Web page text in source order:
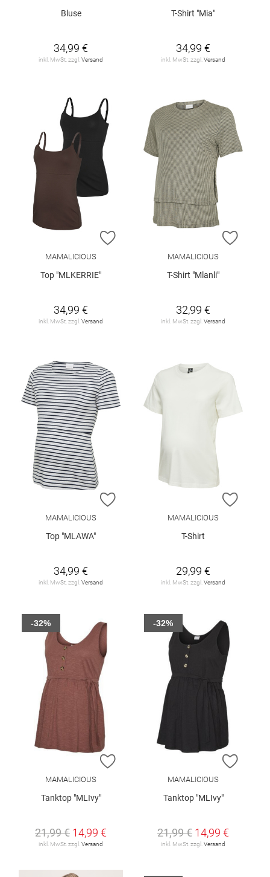
Bluse
34,99 €
inkl. MwSt. zzgl. Versand
T-Shirt "Mia"
34,99 €
inkl. MwSt. zzgl. Versand
ZUR WUNSCHLISTE HINZUFÜGEN
MAMALICIOUS
Top "MLKERRIE"
34,99 €
inkl. MwSt. zzgl. Versand
ZUR
MAMALICIOUS
T-Shirt "Mlanli"
32,99 €
inkl. MwSt. zzgl. Versand
ZUR WUNSCHLISTE HINZUFÜGEN
MAMALICIOUS
Top "MLAWA"
34,99 €
inkl. MwSt. zzgl.Versand
ZUR
MAMALICIOUS
T-Shirt
29,99 €
inkl. MwSt. zzgl.Versand
ZUR WUNSCHLISTE HINZUFÜGEN
MAMALICIOUS
Tanktop "MLIvy"
21,99 € 14,99 €
inkl. MwSt. zzgl.Versand
-32%
ZUR
MAMALICIOUS
Tanktop "MLIvy"
21,99 € 14,99 €
inkl. MwSt. zzgl.Versand
-32%